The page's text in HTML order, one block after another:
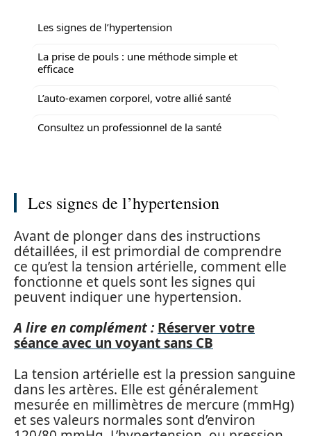
Les signes de l’hypertension
La prise de pouls : une méthode simple et
efficace
L’auto-examen corporel, votre allié santé
Consultez un professionnel de la santé
Les signes de l’hypertension
Avant de plonger dans des instructions
détaillées, il est primordial de comprendre
ce qu’est la tension artérielle, comment elle
fonctionne et quels sont les signes qui
peuvent indiquer une hypertension.
A lire en complément : Réserver votre
séance avec un voyant sans CB
La tension artérielle est la pression sanguine
dans les artères. Elle est généralement
mesurée en millimètres de mercure (mmHg)
et ses valeurs normales sont d’environ